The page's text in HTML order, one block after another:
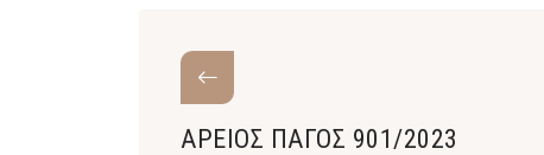
ΑΡΕΙΟΣ ΠΑΓΟΣ 901/2023